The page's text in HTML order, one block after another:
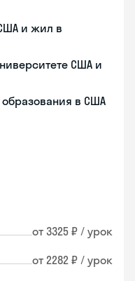
и жил в
США и
в США
от 3325 ₽ / урок
от 2282 ₽ / урок